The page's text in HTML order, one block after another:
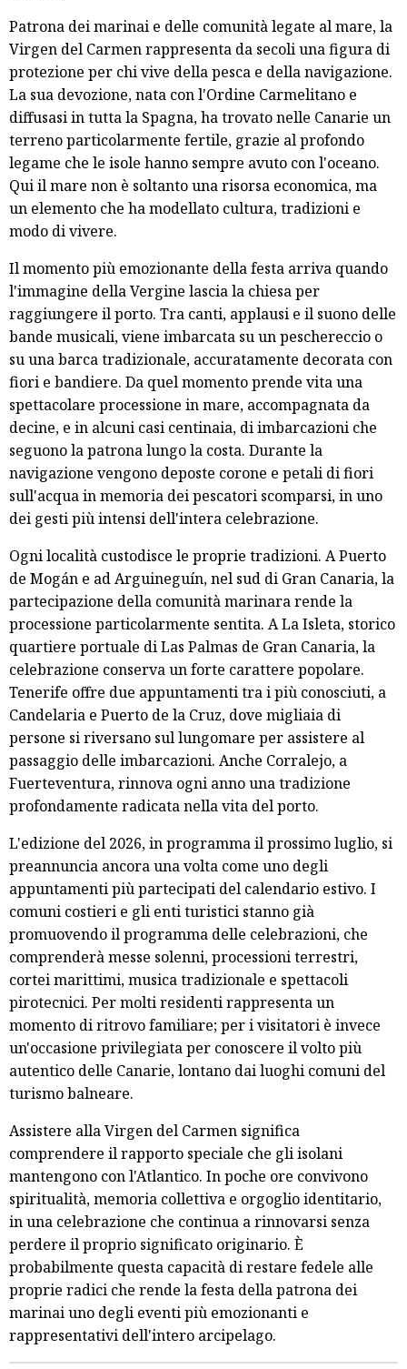
Patrona dei marinai e delle comunità legate al mare, la
Virgen del Carmen rappresenta da secoli una figura di
protezione per chi vive della pesca e della navigazione.
La sua devozione, nata con l'Ordine Carmelitano e
diffusasi in tutta la Spagna, ha trovato nelle Canarie un
terreno particolarmente fertile, grazie al profondo
legame che le isole hanno sempre avuto con l'oceano.
Qui il mare non è soltanto una risorsa economica, ma
un elemento che ha modellato cultura, tradizioni e
modo di vivere.
Il momento più emozionante della festa arriva quando
l'immagine della Vergine lascia la chiesa per
raggiungere il porto. Tra canti, applausi e il suono delle
bande musicali, viene imbarcata su un peschereccio o
su una barca tradizionale, accuratamente decorata con
fiori e bandiere. Da quel momento prende vita una
spettacolare processione in mare, accompagnata da
decine, e in alcuni casi centinaia, di imbarcazioni che
seguono la patrona lungo la costa. Durante la
navigazione vengono deposte corone e petali di fiori
sull'acqua in memoria dei pescatori scomparsi, in uno
dei gesti più intensi dell'intera celebrazione.
Ogni località custodisce le proprie tradizioni. A Puerto
de Mogán e ad Arguineguín, nel sud di Gran Canaria, la
partecipazione della comunità marinara rende la
processione particolarmente sentita. A La Isleta, storico
quartiere portuale di Las Palmas de Gran Canaria, la
celebrazione conserva un forte carattere popolare.
Tenerife offre due appuntamenti tra i più conosciuti, a
Candelaria e Puerto de la Cruz, dove migliaia di
persone si riversano sul lungomare per assistere al
passaggio delle imbarcazioni. Anche Corralejo, a
Fuerteventura, rinnova ogni anno una tradizione
profondamente radicata nella vita del porto.
L'edizione del 2026, in programma il prossimo luglio, si
preannuncia ancora una volta come uno degli
appuntamenti più partecipati del calendario estivo. I
comuni costieri e gli enti turistici stanno già
promuovendo il programma delle celebrazioni, che
comprenderà messe solenni, processioni terrestri,
cortei marittimi, musica tradizionale e spettacoli
pirotecnici. Per molti residenti rappresenta un
momento di ritrovo familiare; per i visitatori è invece
un'occasione privilegiata per conoscere il volto più
autentico delle Canarie, lontano dai luoghi comuni del
turismo balneare.
Assistere alla Virgen del Carmen significa
comprendere il rapporto speciale che gli isolani
mantengono con l'Atlantico. In poche ore convivono
spiritualità, memoria collettiva e orgoglio identitario,
in una celebrazione che continua a rinnovarsi senza
perdere il proprio significato originario. È
probabilmente questa capacità di restare fedele alle
proprie radici che rende la festa della patrona dei
marinai uno degli eventi più emozionanti e
rappresentativi dell'intero arcipelago.